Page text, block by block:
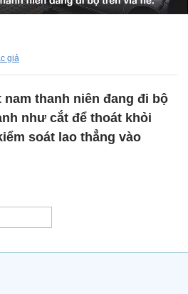
giả
nam thanh niên đang đi bộ
như cắt để thoát khỏi
soát lao thẳng vào